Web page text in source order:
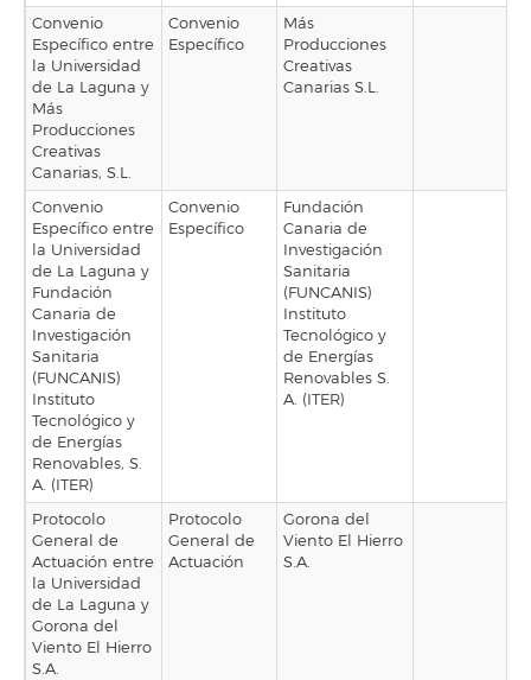
Convenio
Específico entre
la Universidad
de La Laguna y
Más
Producciones
Creativas
Canarias, S.L.
Convenio
Específico
Más
Producciones
Creativas
Canarias S.L.
Convenio
Específico entre
la Universidad
de La Laguna y
Fundación
Canaria de
Investigación
Sanitaria
(FUNCANIS)
Instituto
Tecnológico y
de Energías
Renovables, S.
A. (ITER)
Convenio
Específico
Fundación
Canaria de
Investigación
Sanitaria
(FUNCANIS)
Instituto
Tecnológico y
de Energías
Renovables S.
A. (ITER)
Protocolo
General de
Actuación entre
la Universidad
de La Laguna y
Gorona del
Viento El Hierro
S.A.
Protocolo
General de
Actuación
Gorona del
Viento El Hierro
S.A.